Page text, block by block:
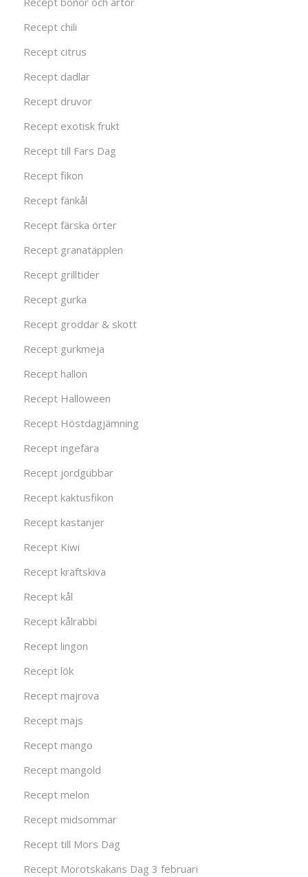
Recept chili
Recept citrus
Recept dadlar
Recept druvor
Recept exotisk frukt
Recept till Fars Dag
Recept fikon
Recept fänkål
Recept färska örter
Recept granatäpplen
Recept grilltider
Recept gurka
Recept groddar & skott
Recept gurkmeja
Recept hallon
Recept Halloween
Recept Höstdagjämning
Recept ingefära
Recept jordgubbar
Recept kaktusfikon
Recept kastanjer
Recept Kiwi
Recept kräftskiva
Recept kål
Recept kålrabbi
Recept lingon
Recept lök
Recept majrova
Recept majs
Recept mango
Recept mangold
Recept melon
Recept midsommar
Recept till Mors Dag
Recept Morotskakans Dag 3 februari